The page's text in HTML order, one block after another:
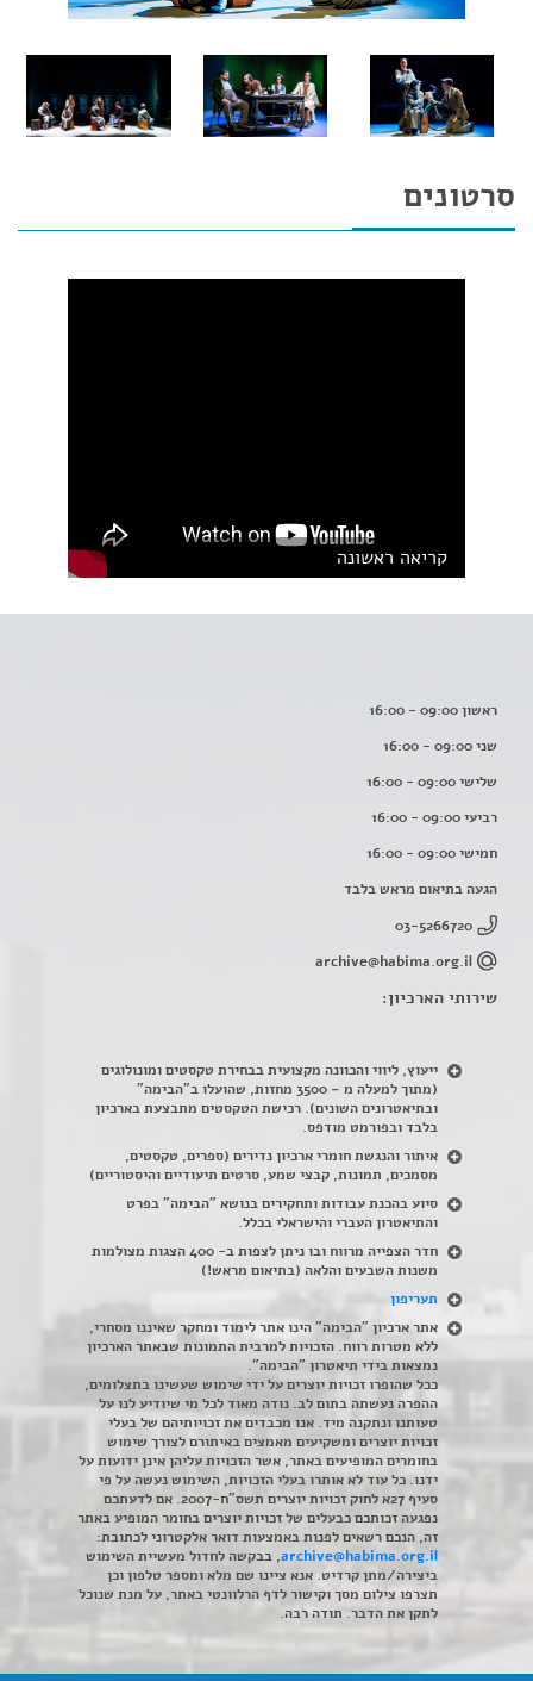
סרטונים
קריאה ראשונה
ראשון 09:00 - 16:00
שני 09:00 - 16:00
שלישי 09:00 - 16:00
רביעי 09:00 - 16:00
חמישי 09:00 - 16:00
הגעה בתיאום מראש בלבד
03-5266720
archive@habima.org.il
שירותי הארכיון:
ייעוץ, ליווי והכוונה מקצועית בבחירת טקסטים ומונולוגים
(מתוך למעלה מ – 3500 מחזות, שהועלו ב"הבימה"
ובתיאטרונים השונים). רכישת הטקסטים מתבצעת בארכיון
בלבד ובפורמט מודפס.
איתור והנגשת חומרי ארכיון נדירים (ספרים, טקסטים,
מסמכים, תמונות, קבצי שמע, סרטים תיעודיים והיסטוריים)
סיוע בהכנת עבודות ותחקירים בנושא "הבימה" בפרט
והתיאטרון העברי והישראלי בכלל.
חדר הצפייה מרווח ובו ניתן לצפות ב- 400 הצגות מצולמות
משנות השבעים והלאה (בתיאום מראש!)
תעריפון
אתר ארכיון "הבימה" הינו אתר לימוד ומחקר שאיננו מסחרי,
ללא מטרות רווח. הזכויות למרבית התמונות שבאתר הארכיון
נמצאות בידי תיאטרון "הבימה".
ככל שהופרו זכויות יוצרים על ידי שימוש שעשינו בתצלומים,
ההפרה נעשתה בתום לב. נודה מאוד לכל מי שיודיע לנו על
טעותנו ונתקנה מיד. אנו מכבדים את זכויותיהם של בעלי
זכויות יוצרים ומשקיעים מאמצים באיתורם לצורך שימוש
בחומרים המופיעים באתר, אשר הזכויות עליהן אינן ידועות על
ידנו. כל עוד לא אותרו בעלי הזכויות, השימוש נעשה על פי
סעיף 27א לחוק זכויות יוצרים תשס"ח-2007. אם לדעתכם
נפגעה זכותכם כבעלים של זכויות יוצרים בחומר המופיע באתר
זה, הנכם רשאים לפנות באמצעות דואר אלקטרוני לכתובת:
archive@habima.org.il, בבקשה לחדול מעשיית השימוש
ביצירה/מתן קרדיט. אנא ציינו שם מלא ומספר טלפון וכן
תצרפו צילום מסך וקישור לדף הרלוונטי באתר, על מנת שנוכל
לתקן את הדבר. תודה רבה.